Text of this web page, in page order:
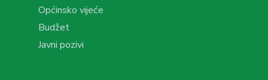
Općinsko vijeće
Budžet
Javni pozivi